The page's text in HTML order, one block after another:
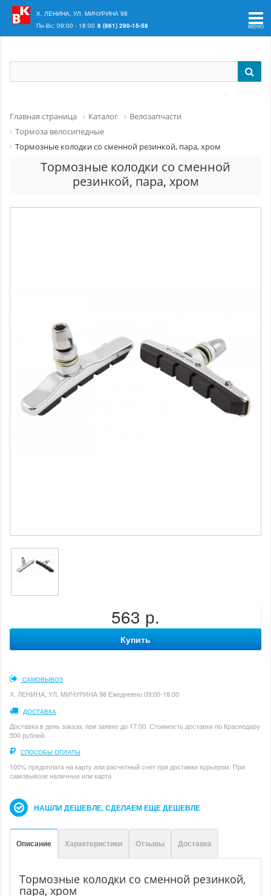
Ваш регион:
Х. ЛЕНИНА, УЛ. МИЧУРИНА 98
Пн-Вс: 09:00 - 18:00 8 (861) 290-15-58
Главная страница Каталог
Велозапчасти
Тормоза велосипедные
Тормозные колодки со сменной резинкой, пара, хром
Тормозные колодки со сменной
резинкой, пара, хром
563 р.
Купить
САМОВЫВОЗ
Х. ЛЕНИНА, УЛ. МИЧУРИНА 98 Ежедневно 09:00-18:00
ДОСТАВКА
Доставка в день заказа, при заявке до 17:00. Стоимость доставки по Краснодару
500 рублей.
СПОСОБЫ ОПЛАТЫ
100% предоплата на карту или расчетный счет при доставки курьером. При
самовывозе наличные или карта
НАШЛИ ДЕШЕВЛЕ, СДЕЛАЕМ ЕЩЕ ДЕШЕВЛЕ
Описание Характеристики Отзывы Доставка
Тормозные колодки со сменной резинкой,
пара, хром